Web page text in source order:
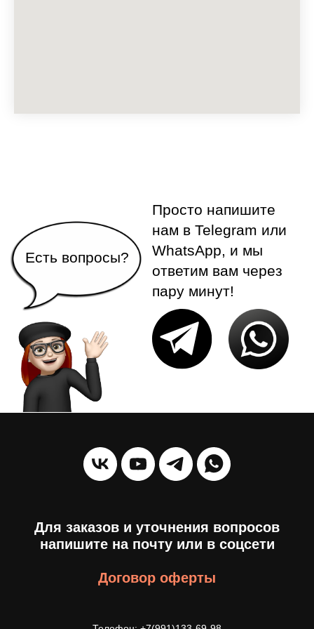
Для заказов и уточнения вопросов
напишите на почту или в соцсети
Договор оферты